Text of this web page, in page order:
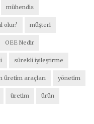
mühendis
olur? müşteri
OEE Nedir
sürekli iyileştirme
üretim araçları yönetim
üretim ürün